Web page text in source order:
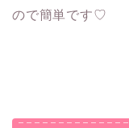
ので簡単です♡